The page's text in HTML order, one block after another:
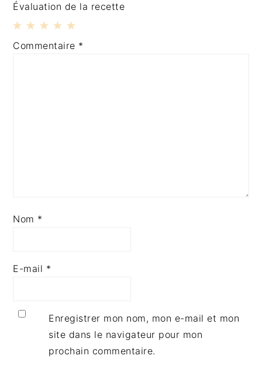
Évaluation de la recette
5
4
3
2
1
Commentaire *
Nom *
E-mail *
Enregistrer mon nom, mon e-mail et mon
site dans le navigateur pour mon
prochain commentaire.